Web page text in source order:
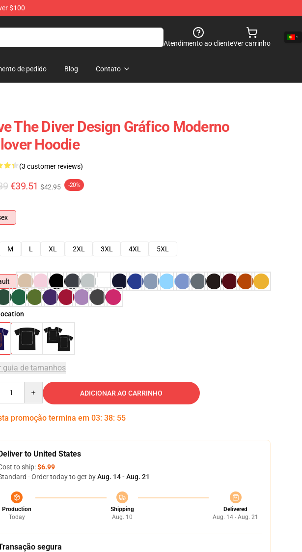
$100
Atendimento ao clienteVer carrinho
de pedido Blog Contato
The Diver Design Gráfico Moderno
Hoodie
(3 customer reviews)
€39.51 $42.95 -20%
M L XL 2XL 3XL 4XL
5XL
guia de tamanhos
ADICIONAR AO CARRINHO
promoção termina em 03: 38: 54
to United States
to ship:$6.99
- Order today to get byAug. 14 - Aug. 21
Production
Today
Shipping
Aug. 10
Delivered
Aug. 14 - Aug. 21
segura